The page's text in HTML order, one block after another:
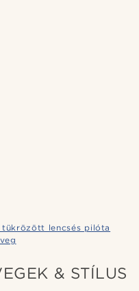
lencsés pilóta
& STÍLUS